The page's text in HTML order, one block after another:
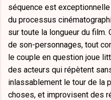
séquence est
du processus
sur toute la longueur du film.
de son-personnages, tout
le couple en question joue
des acteurs qui répètent
inlassablement le tour de la
choses, et improvisent des